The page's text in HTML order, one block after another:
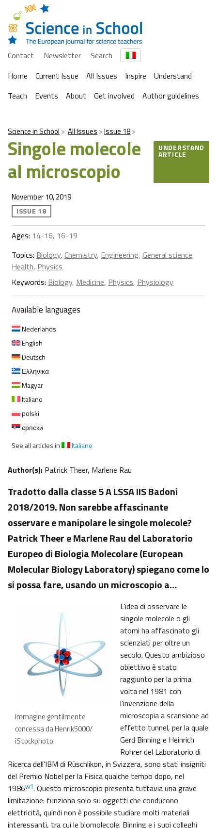
Contact Newsletter
Search
Home
Current Issue All Issues Inspire
Understand
Teach
Events About Get involved Author guidelines
Science in School All Issues Issue 18
Singole molecole
al microscopio
UNDERSTAND
ARTICLE
November 10, 2019
ISSUE 18
Ages: 14-16, 16-19
Topics: Biology, Chemistry, Engineering, General science,
Health, Physics
Keywords: Biology, Medicine, Physics, Physiology
Available languages
Nederlands
English
Deutsch
Ελληνικα
Magyar
Italiano
polski
српски
See all articles in
Italiano
Author(s): Patrick Theer, Marlene Rau
Tradotto dalla classe 5 A LSSA IIS Badoni
2018/2019. Non sarebbe affascinante
osservare e manipolare le singole molecole?
Patrick Theer e Marlene Rau del Laboratorio
Europeo di Biologia Molecolare (European
Molecular Biology Laboratory) spiegano come lo
si possa fare, usando un microscopio a…
Immagine gentilmente
concessa da Henrik5000/
iStockphoto
L’idea di osservare le
singole molecole o gli
atomi ha affascinato gli
scienziati per oltre un
secolo. Questo ambizioso
obiettivo è stato
raggiunto per la prima
volta nel 1981 con
l’invenzione della
microscopia a scansione ad
effetto tunnel, per la quale
Gerd Binning e Heinrich
Rohrer del Laboratorio di
Ricerca dell’IBM di Rüschlikon, in Svizzera, sono stati insigniti
del Premio Nobel per la Fisica qualche tempo dopo, nel
1986w1. Questo microscopio presenta tuttavia una grave
limitazione: funziona solo su oggetti che conducono
elettricità, quindi non è possibile studiare molti materiali
interessanti, tra cui le biomolecole. Binning e i suoi colleghi